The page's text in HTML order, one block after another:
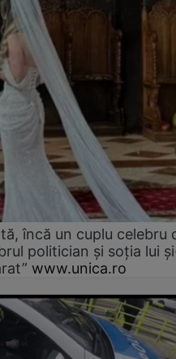
încă un cuplu celebru
politician și soția lui
www.unica.ro